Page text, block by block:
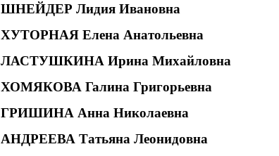
ШНЕЙДЕР Лидия Ивановна
ХУТОРНАЯ Елена Анатольевна
ЛАСТУШКИНА Ирина Михайловна
ХОМЯКОВА Галина Григорьевна
ГРИШИНА Анна Николаевна
АНДРЕЕВА Татьяна Леонидовна